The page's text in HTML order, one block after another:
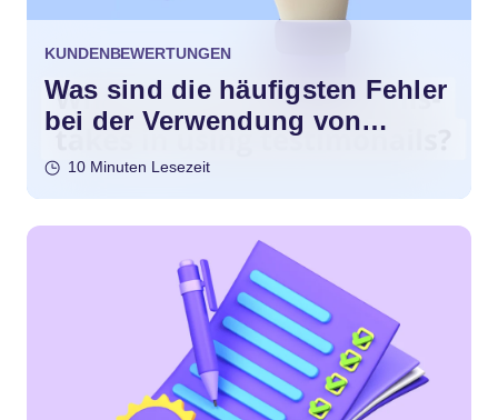
KUNDENBEWERTUNGEN
Was sind die häufigsten Fehler
bei der Verwendung von
10 Minuten Lesezeit